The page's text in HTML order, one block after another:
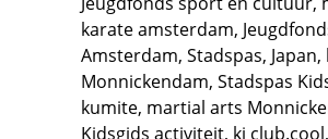
karate amsterdam,
Amsterdam, Stadspas, Japan,
Monnickendam, Stadspas
kumite, martial arts
Kidsgids activiteit, ki club.cool,